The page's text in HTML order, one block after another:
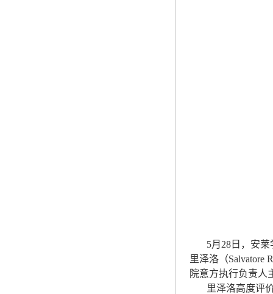
5月28日，安莱
里泽洛（
院意方执行负责人
里泽洛高度评价